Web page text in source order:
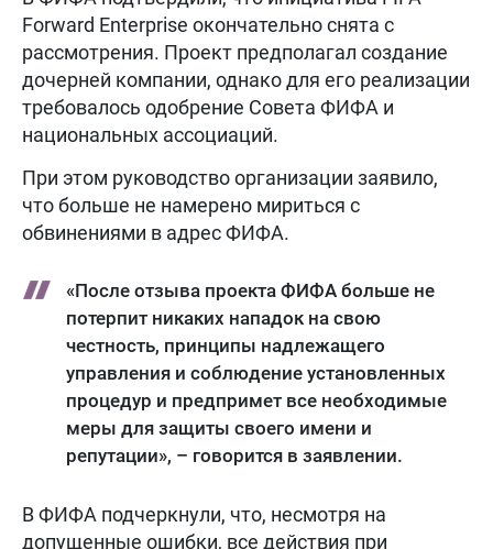
Forward Enterprise окончательно снята с
рассмотрения. Проект предполагал создание
дочерней компании, однако для его реализации
требовалось одобрение Совета ФИФА и
национальных ассоциаций.
При этом руководство организации заявило,
что больше не намерено мириться с
обвинениями в адрес ФИФА.
«После отзыва проекта ФИФА больше не
потерпит никаких нападок на свою
честность, принципы надлежащего
управления и соблюдение установленных
процедур и предпримет все необходимые
меры для защиты своего имени и
репутации», – говорится в заявлении.
В ФИФА подчеркнули, что, несмотря на
допущенные ошибки, все действия при